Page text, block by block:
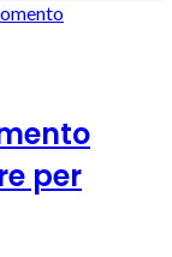
per